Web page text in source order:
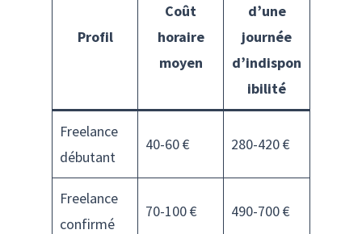
Profil
Coût
horaire
moyen
d’une
journée
d’indispon
ibilité
Freelance
débutant
40-60 € 280-420 €
Freelance
confirmé
70-100 € 490-700 €